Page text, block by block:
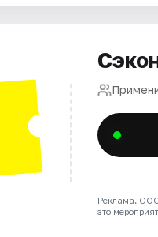
Реклама.
это